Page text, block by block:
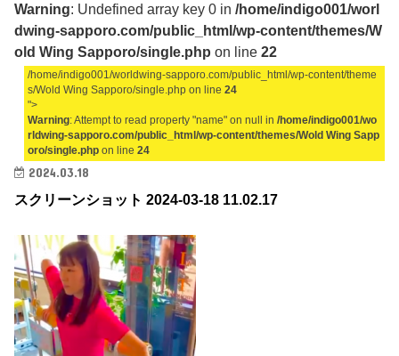
Warning: Undefined array key 0 in/home/indigo001/worl
dwing-sapporo.com/public_html/wp-content/themes/W
old Wing Sapporo/single.php on line22
/home/indigo001/worldwing-sapporo.com/public_html/wp-content/theme
s/Wold Wing Sapporo/single.php on line24
">
Warning: Attempt to read property "name" on null in/home/indigo001/wo
rldwing-sapporo.com/public_html/wp-content/themes/Wold Wing Sapp
oro/single.php on line24
2024.03.18
スクリーンショット 2024-03-18 11.02.17